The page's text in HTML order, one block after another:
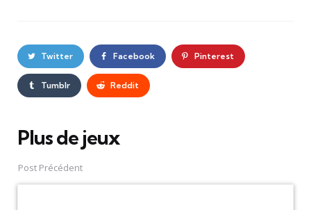
Twitter Facebook Pinterest
Tumblr Reddit
Plus de jeux
Post
navigation
Post Précédent